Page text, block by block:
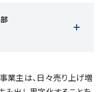
業主は、日々売り上げ増